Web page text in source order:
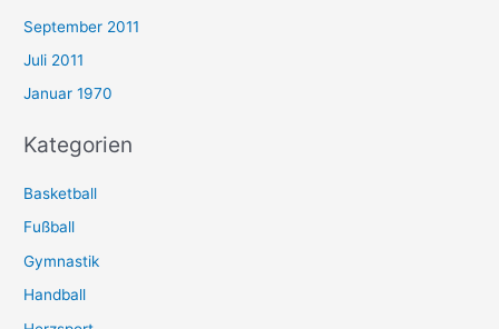
September 2011
Juli 2011
Januar 1970
Kategorien
Basketball
Fußball
Gymnastik
Handball